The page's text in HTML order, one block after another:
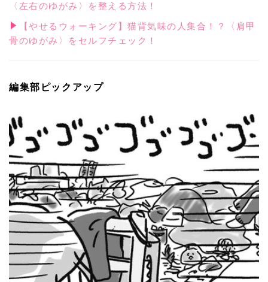
〈左右のゆがみ〉を整える方法！
【やせるウォーキング】猫背気味の人集合！？〈肩甲
骨のゆがみ〉をセルフチェック！
編集部ピックアップ